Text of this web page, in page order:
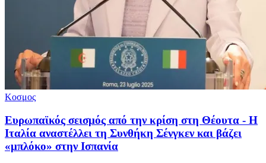
Κοσμος
Ευρωπαϊκός σεισμός από την κρίση στη Θέουτα - Η
Ιταλία αναστέλλει τη Συνθήκη Σένγκεν και βάζει
«μπλόκο» στην Ισπανία